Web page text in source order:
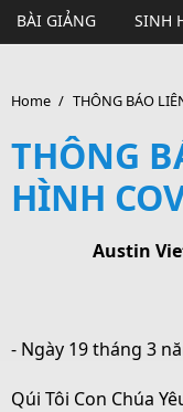
BÀI GIẢNG SINH
Home / THÔNG BÁO
THÔNG
HÌNH
Austin
- Ngày 19 tháng 3
Qúi Tôi Con Chúa